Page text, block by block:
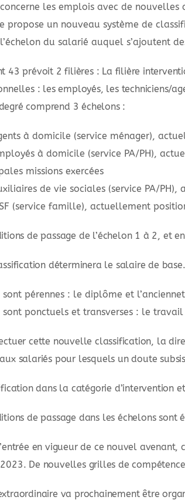
concerne les emplois avec de
propose un nouveau système de
du salarié auquel s’ajoutent
43 prévoit 2 filières : La filière
: les employés, les techniciens/
comprend 3 échelons :
à domicile (service ménager),
à domicile (service PA/PH),
missions exercées
de vie sociales (service PA/
(service famille), actuellement
de passage de l’échelon 1 à 2, et
déterminera le salaire de
sont pérennes : le diplôme et
sont ponctuels et transverses : le
cette nouvelle classification, la
salariés pour lesquels un doute
dans la catégorie d’intervention
de passage dans les échelons
en vigueur de ce nouvel
De nouvelles grilles de
va prochainement être